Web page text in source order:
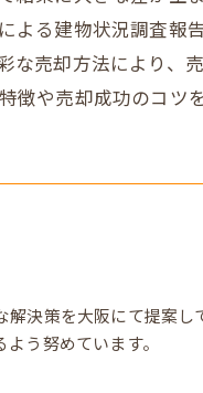
る建物状況調査報
売却方法により、
や売却成功のコツ
決策を大阪にて提案
う努めています。